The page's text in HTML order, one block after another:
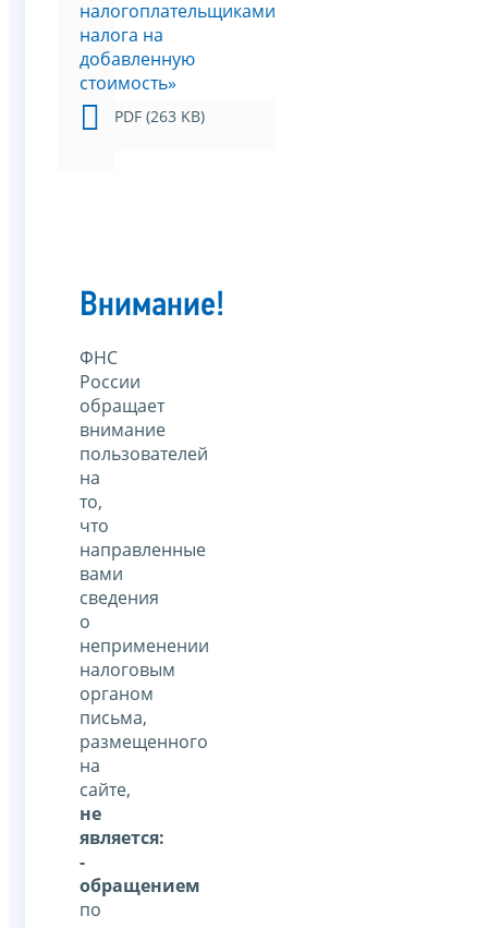
налогоплательщиками
налога на
добавленную
стоимость»
PDF (263 KB)
Внимание!
ФНС
России
обращает
внимание
пользователей
на
то,
что
направленные
вами
сведения
о
неприменении
налоговым
органом
письма,
размещенного
на
сайте,
не
является:
-
обращением
по